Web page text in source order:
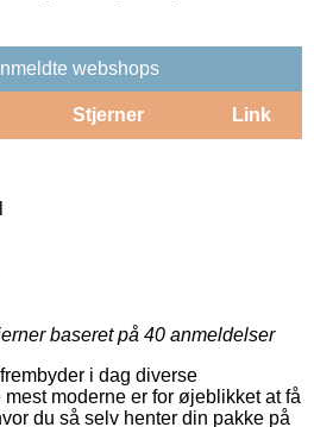
webshops
Stjerner Link
baseret på 40 anmeldelser
i dag diverse
moderne er for øjeblikket at få
du så selv henter din pakke på